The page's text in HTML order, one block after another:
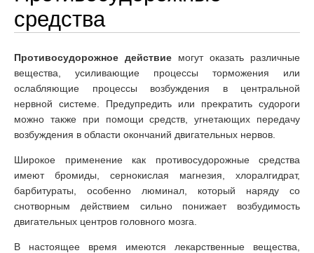
средства
Противосудорожное действие могут оказать различные
вещества, усиливающие процессы торможения или
ослабляющие процессы возбуждения в центральной
нервной системе. Предупредить или прекратить судороги
можно также при помощи средств, угнетающих передачу
возбуждения в области окончаний двигательных нервов.
Широкое применение как противосудорожные средства
имеют бромиды, сернокислая магнезия, хлоралгидрат,
барбитураты, особенно люминал, который наряду со
снотворным действием сильно понижает возбудимость
двигательных центров головного мозга.
В настоящее время имеются лекарственные вещества,